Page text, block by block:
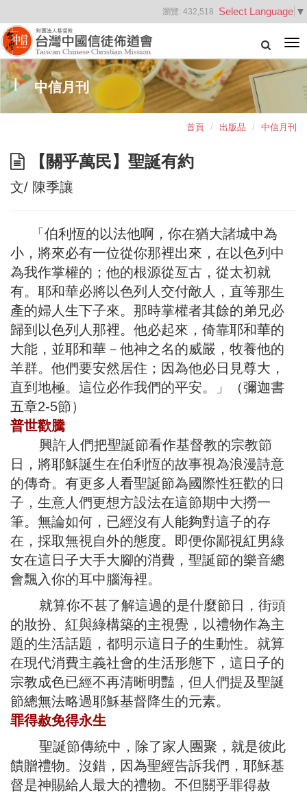
Select Language ▼
瀏覽: 432,518
中信月刊
首頁 出版品 中信月刊
【關乎萬民】聖誕有約
文/ 陳季讓
「伯利恆的以法他啊，你在猶大諸城中為
小，將來必有一位從你那裡出來，在以色列中
為我作掌權的；他的根源從亙古，從太初就
有。耶和華必將以色列人交付敵人，直等那生
產的婦人生下子來。那時掌權者其餘的弟兄必
歸到以色列人那裡。他必起來，倚靠耶和華的
大能，並耶和華－他神之名的威嚴，牧養他的
羊群。他們要安然居住；因為他必日見尊大，
直到地極。這位必作我們的平安。」（彌迦書
五章2-5節）
普世歡騰
興許人們把聖誕節看作基督教的宗教節
日，將耶穌誕生在伯利恆的故事視為浪漫詩意
的傳奇。有更多人看聖誕節為國際性狂歡的日
子，生意人們更想方設法在這節期中大撈一
筆。無論如何，已經沒有人能夠對這子的存
在，採取無視自外的態度。即便你鄙視紅男綠
女在這日子大手大腳的消費，聖誕節的樂音總
會飄入你的耳中腦海裡。
就算你不甚了解這過的是什麼節日，街頭
的妝扮、紅與綠構築的主視覺，以禮物作為主
題的生活話題，都明示這日子的生動性。就算
在現代消費主義社會的生活形態下，這日子的
宗教成色已經不再清晰明豔，但人們提及聖誕
節總無法略過耶穌基督降生的元素。
罪得赦免得永生
聖誕節傳統中，除了家人團聚，就是彼此
饋贈禮物。沒錯，因為聖經告訴我們，耶穌基
督是神賜給人最大的禮物。不但關乎罪得赦